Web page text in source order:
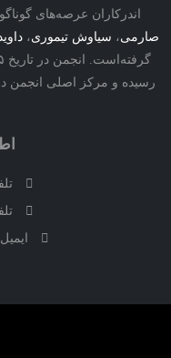
عرصه‌های گوناگون
،سیاوش تیموری،داوید
و مرکز اصلی انجمن در
تلفن:
تلفن:
ایمیل: